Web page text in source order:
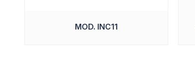
MOD. INC11